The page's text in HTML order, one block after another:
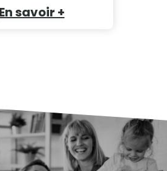
En savoir +